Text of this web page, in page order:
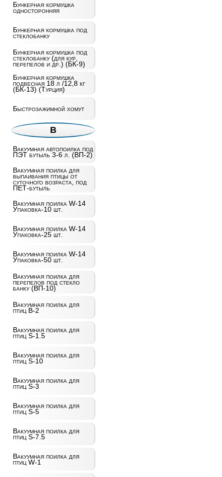
Бункерная кормушка
односторонняя
Бункерная кормушка под
стеклобанку
Бункерная кормушка под
стеклобанку (для кур,
перепелов и др.) (БК-9)
Бункерная кормушка
подвесная 18 л /12,8 кг
(БК-13) (Турция)
Быстрозажимной хомут
В
Вакуумная автопоилка под
ПЭТ бутыль 3-6 л. (ВП-2)
Вакуумная поилка для
выпаивания птицы от
суточного возраста, под
ПЕТ-бутыль
Вакуумная поилка W-14
Упаковка-10 шт.
Вакуумная поилка W-14
Упаковка-25 шт.
Вакуумная поилка W-14
Упаковка-50 шт.
Вакуумная поилка для
перепелов под стекло
банку (ВП-10)
Вакуумная поилка для
птиц B-2
Вакуумная поилка для
птиц S-1.5
Вакуумная поилка для
птиц S-10
Вакуумная поилка для
птиц S-3
Вакуумная поилка для
птиц S-5
Вакуумная поилка для
птиц S-7.5
Вакуумная поилка для
птиц W-1